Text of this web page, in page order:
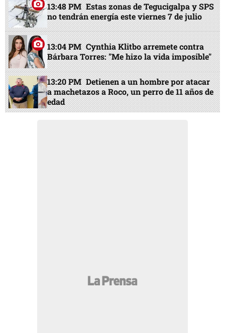
13:48 PM Estas zonas de Tegucigalpa y SPS
no tendrán energía este viernes 7 de julio
13:04 PM Cynthia Klitbo arremete contra
Bárbara Torres: "Me hizo la vida imposible"
13:20 PM Detienen a un hombre por atacar
a machetazos a Roco, un perro de 11 años de
edad